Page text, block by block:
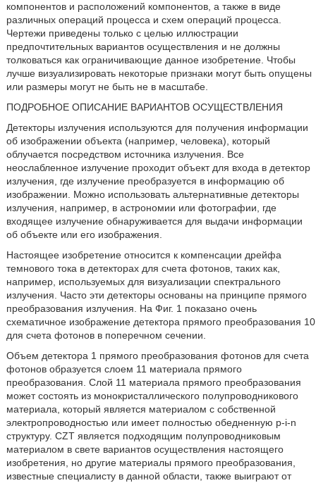
компонентов и расположений компонентов, а также в виде
различных операций процесса и схем операций процесса.
Чертежи приведены только с целью иллюстрации
предпочтительных вариантов осуществления и не должны
толковаться как ограничивающие данное изобретение. Чтобы
лучше визуализировать некоторые признаки могут быть опущены
или размеры могут не быть не в масштабе.
ПОДРОБНОЕ ОПИСАНИЕ ВАРИАНТОВ ОСУЩЕСТВЛЕНИЯ
Детекторы излучения используются для получения информации
об изображении объекта (например, человека), который
облучается посредством источника излучения. Все
неослабленное излучение проходит объект для входа в детектор
излучения, где излучение преобразуется в информацию об
изображении. Можно использовать альтернативные детекторы
излучения, например, в астрономии или фотографии, где
входящее излучение обнаруживается для выдачи информации
об объекте или его изображения.
Настоящее изобретение относится к компенсации дрейфа
темнового тока в детекторах для счета фотонов, таких как,
например, используемых для визуализации спектрального
излучения. Часто эти детекторы основаны на принципе прямого
преобразования излучения. На Фиг. 1 показано очень
схематичное изображение детектора прямого преобразования 10
для счета фотонов в поперечном сечении.
Объем детектора 1 прямого преобразования фотонов для счета
фотонов образуется слоем 11 материала прямого
преобразования. Слой 11 материала прямого преобразования
может состоять из монокристаллического полупроводникового
материала, который является материалом с собственной
электропроводностью или имеет полностью обедненную p-i-n
структуру. CZT является подходящим полупроводниковым
материалом в свете вариантов осуществления настоящего
изобретения, но другие материалы прямого преобразования,
известные специалисту в данной области, также выиграют от